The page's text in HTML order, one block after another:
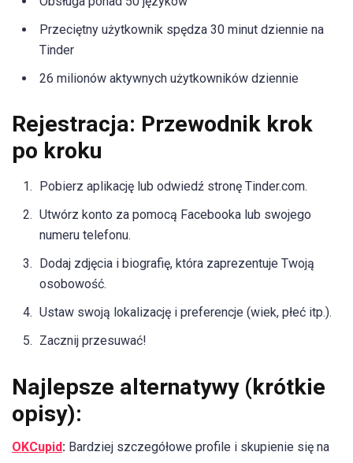
Przeciętny użytkownik spędza 30 minut dziennie na
Tinder
26 milionów aktywnych użytkowników dziennie
Rejestracja: Przewodnik krok
po kroku
Pobierz aplikację lub odwiedź stronę Tinder.com.
Utwórz konto za pomocą Facebooka lub swojego
numeru telefonu.
Dodaj zdjęcia i biografię, która zaprezentuje Twoją
osobowość.
Ustaw swoją lokalizację i preferencje (wiek, płeć itp.).
Zacznij przesuwać!
Najlepsze alternatywy (krótkie
opisy):
OKCupid: Bardziej szczegółowe profile i skupienie się na